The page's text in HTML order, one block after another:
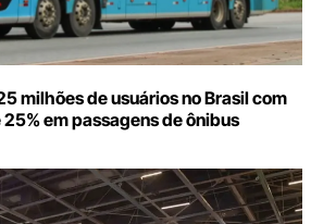
milhões de usuários no Brasil com
em passagens de ônibus